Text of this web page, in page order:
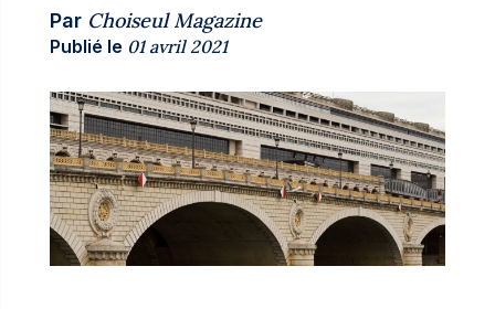
Par Choiseul Magazine
Publié le 01 avril 2021